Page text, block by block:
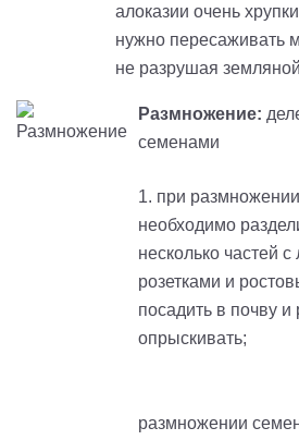
алоказии очень
нужно пересаживать
не разрушая
Размножение:
семенами
1. при
необходимо
несколько частей
розетками и
посадить в почву и
2.
размножении